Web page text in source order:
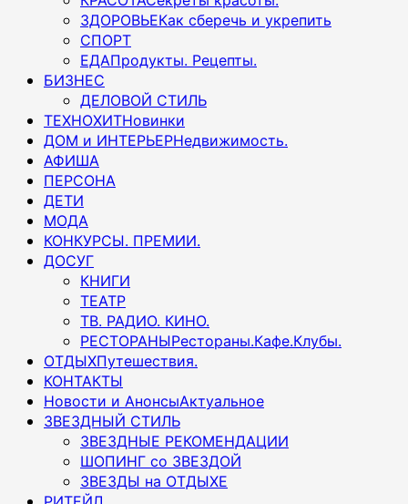
ЗДОРОВЬЕКак сберечь и укрепить
СПОРТ
ЕДАПродукты. Рецепты.
БИЗНЕС
ДЕЛОВОЙ СТИЛЬ
ТЕХНОХИТНовинки
ДОМ и ИНТЕРЬЕРНедвижимость.
АФИША
ПЕРСОНА
ДЕТИ
МОДА
КОНКУРСЫ. ПРЕМИИ.
ДОСУГ
КНИГИ
ТЕАТР
ТВ. РАДИО. КИНО.
РЕСТОРАНЫРестораны.Кафе.Клубы.
ОТДЫХПутешествия.
КОНТАКТЫ
Новости и АнонсыАктуальное
ЗВЕЗДНЫЙ СТИЛЬ
ЗВЕЗДНЫЕ РЕКОМЕНДАЦИИ
ШОПИНГ со ЗВЕЗДОЙ
ЗВЕЗДЫ на ОТДЫХЕ